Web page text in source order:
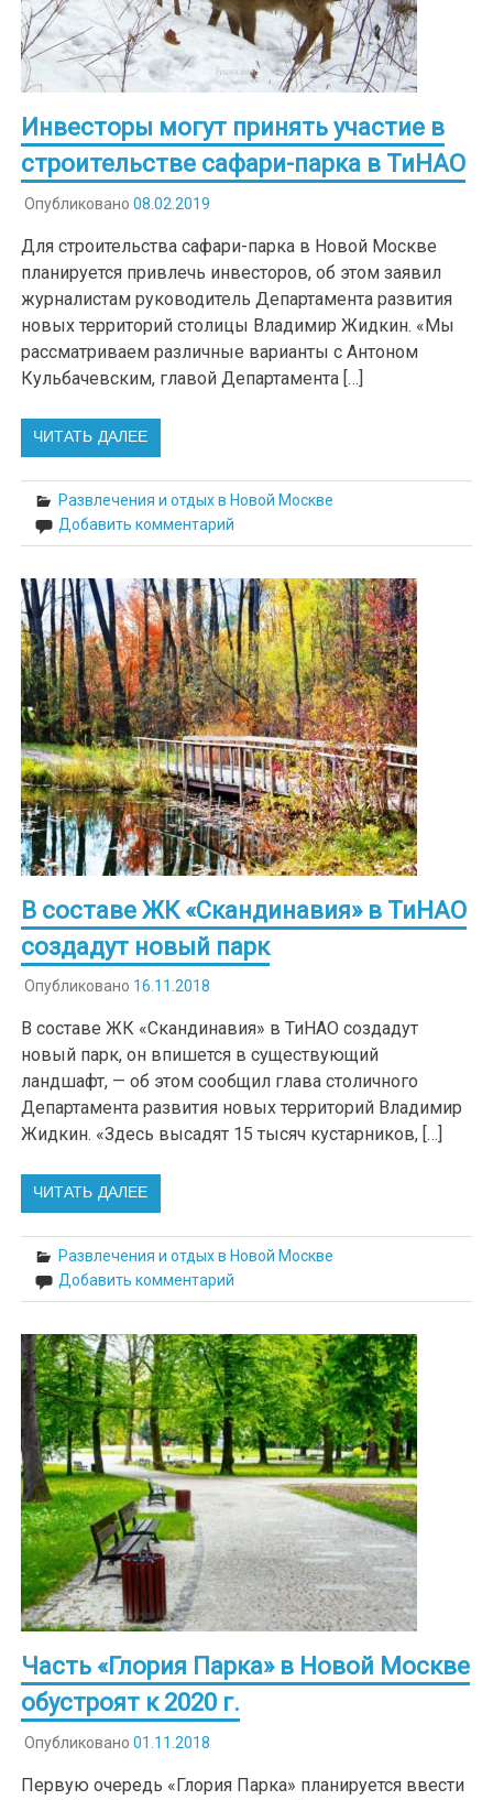
Инвесторы могут принять участие в
строительстве сафари-парка в ТиНАО
Опубликовано 08.02.2019
Для строительства сафари-парка в Новой Москве
планируется привлечь инвесторов, об этом заявил
журналистам руководитель Департамента развития
новых территорий столицы Владимир Жидкин. «Мы
рассматриваем различные варианты с Антоном
Кульбачевским, главой Департамента […]
ЧИТАТЬ ДАЛЕЕ
Развлечения и отдых в Новой Москве
Добавить комментарий
В составе ЖК «Скандинавия» в ТиНАО
создадут новый парк
Опубликовано 16.11.2018
В составе ЖК «Скандинавия» в ТиНАО создадут
новый парк, он впишется в существующий
ландшафт, — об этом сообщил глава столичного
Департамента развития новых территорий Владимир
Жидкин. «Здесь высадят 15 тысяч кустарников, […]
ЧИТАТЬ ДАЛЕЕ
Развлечения и отдых в Новой Москве
Добавить комментарий
Часть «Глория Парка» в Новой Москве
обустроят к 2020 г.
Опубликовано 01.11.2018
Первую очередь «Глория Парка» планируется ввести